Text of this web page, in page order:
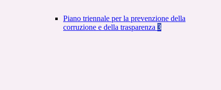
Piano triennale per la prevenzione della
corruzione e della trasparenza 3